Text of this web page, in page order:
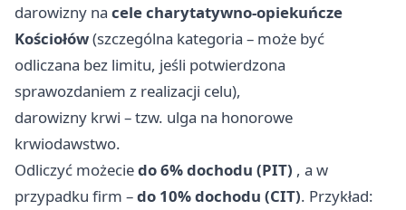
darowizny na cele charytatywno-opiekuńcze
Kościołów(szczególna kategoria – może być
odliczana bez limitu, jeśli potwierdzona
sprawozdaniem z realizacji celu),
darowizny krwi – tzw. ulga na honorowe
krwiodawstwo.
Odliczyć możeciedo 6% dochodu (PIT) , a w
przypadku firm –do 10% dochodu (CIT). Przykład: